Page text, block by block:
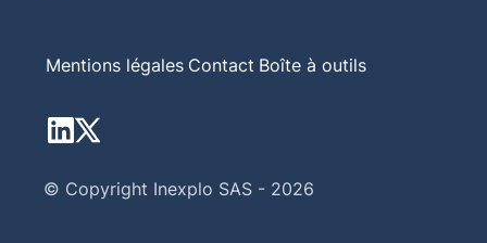
Mentions légales Contact Boîte à outils
© Copyright Inexplo SAS - 2026